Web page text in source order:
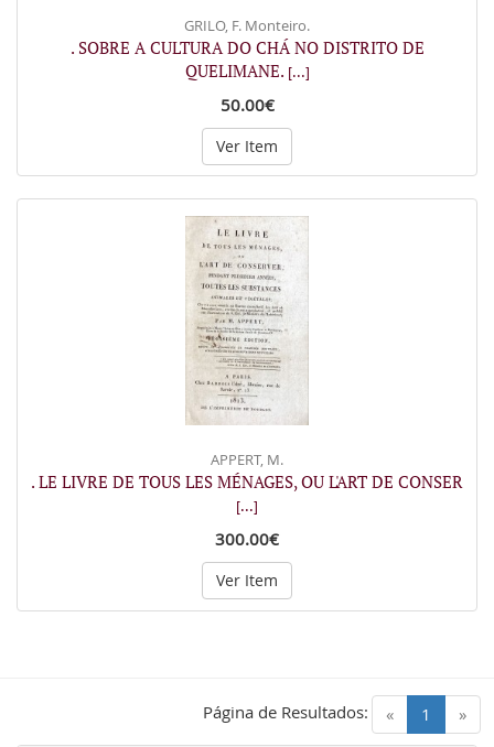
GRILO, F. Monteiro.
. SOBRE A CULTURA DO CHÁ NO DISTRITO DE
QUELIMANE. [...]
50.00€
Ver Item
APPERT, M.
. LE LIVRE DE TOUS LES MÉNAGES, OU L'ART DE CONSER
[...]
300.00€
Ver Item
« 1 (current)
»
Página de Resultados: